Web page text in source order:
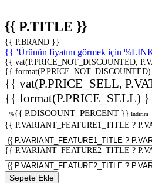
{{ P.TITLE }}
{{ P.BRAND }}
{{ 'Ürünün fiyatını görmek için
{{ vat(P.PRICE_NOT_DISCOUNTED,
{{
{{ vat(P.PRICE_SELL,
{{ format(P.PRICE_SELL)
%{{ P.DISCOUNT_PERCENT }} İndirim
{{ P.VARIANT_FEATURE1_TITLE ?
{{ P.VARIANT_FEATURE2_TITLE ?
Sepete Ekle